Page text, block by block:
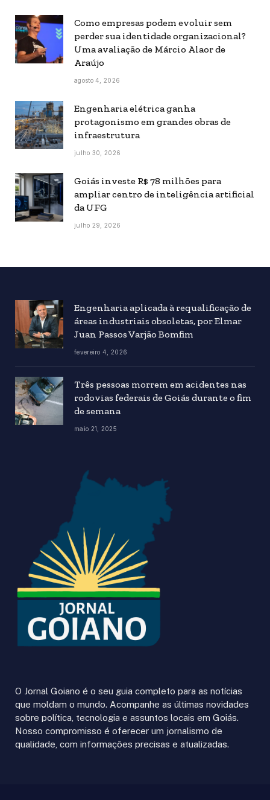
Como empresas podem evoluir sem
perder sua identidade organizacional?
Uma avaliação de Márcio Alaor de
Araújo
agosto 4, 2026
Engenharia elétrica ganha
protagonismo em grandes obras de
infraestrutura
julho 30, 2026
Goiás investe R$ 78 milhões para
ampliar centro de inteligência artificial
da UFG
julho 29, 2026
Engenharia aplicada à requalificação de
áreas industriais obsoletas, por Elmar
Juan Passos Varjão Bomfim
fevereiro 4, 2026
Três pessoas morrem em acidentes nas
rodovias federais de Goiás durante o fim
de semana
maio 21, 2025
O Jornal Goiano é o seu guia completo para as notícias
que moldam o mundo. Acompanhe as últimas novidades
sobre política, tecnologia e assuntos locais em Goiás.
Nosso compromisso é oferecer um jornalismo de
qualidade, com informações precisas e atualizadas.